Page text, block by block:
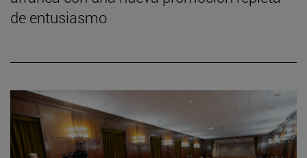
de entusiasmo